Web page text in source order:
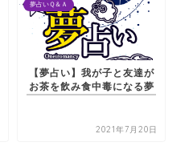
夢占いＱ＆Ａ
【夢占い】我が子と友達が
お茶を飲み食中毒になる夢
2021年7月20日